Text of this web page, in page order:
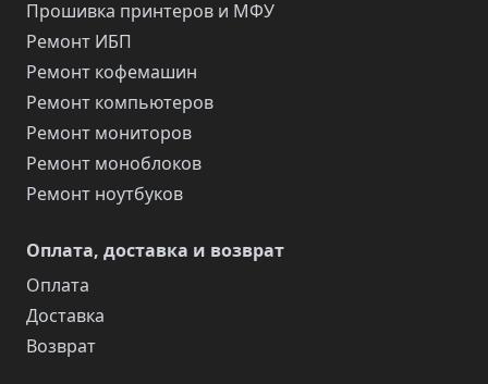
Прошивка принтеров и МФУ
Ремонт ИБП
Ремонт кофемашин
Ремонт компьютеров
Ремонт мониторов
Ремонт моноблоков
Ремонт ноутбуков
Оплата, доставка и возврат
Оплата
Доставка
Возврат